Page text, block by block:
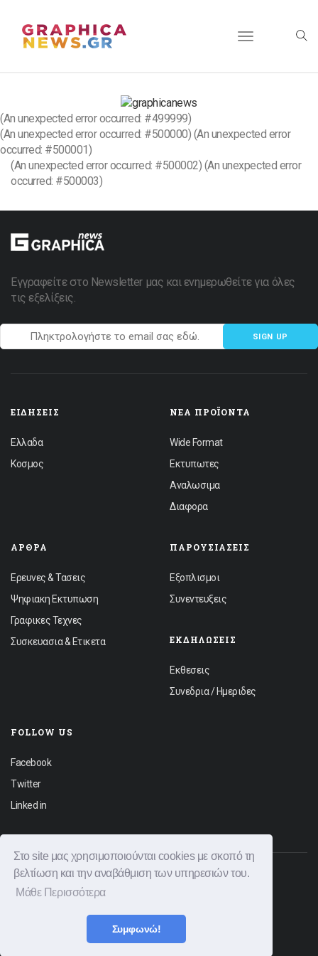
Στο site μας χρησιμοποιούνται cookies με σκοπό τη
βελτίωση και την αναβάθμιση των υπηρεσιών του.
Μάθε Περισσότερα
Συμφωνώ!
Toggle
(An unexpected error occurred: #499999)
(An unexpected error occurred: #500000) (An unexpected error
occurred: #500001)
(An unexpected error occurred: #500002) (An unexpected error
occurred: #500003)
Εγγραφείτε στο Newsletter μας και ενημερωθείτε για όλες
τις εξελίξεις.
SIGN UP
ΕΙΔΉΣΕΙΣ
Ελλαδα
Κοσμος
ΝΈΑ ΠΡΟΪΌΝΤΑ
Wide Format
Εκτυπωτες
Αναλωσιμα
Διαφορα
ΆΡΘΡΑ
Ερευνες & Τασεις
Ψηφιακη Εκτυπωση
Γραφικες Τεχνες
Συσκευασια & Ετικετα
ΠΑΡΟΥΣΙΆΣΕΙΣ
Εξοπλισμοι
Συνεντευξεις
ΕΚΔΗΛΏΣΕΙΣ
Εκθεσεις
Συνεδρια / Ημεριδες
FOLLOW US
Facebook
Twitter
Linked in
Πολιτική Απορρήτου
Bitamin